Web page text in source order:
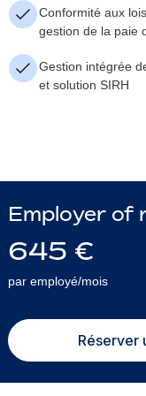
Conformité aux
gestion de la paie
Gestion intégrée
et solution SIRH
Employer of
645 €
par employé/mois
Réserver